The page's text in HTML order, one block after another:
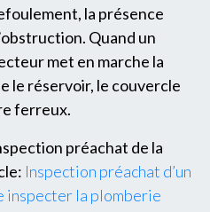
la présence
Quand un
met en marche la
le réservoir, le couvercle
ferreux.
préachat de la
Inspection préachat d’un
inspecter la plomberie